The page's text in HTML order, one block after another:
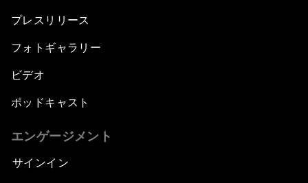
プレスリリース
フォトギャラリー
ビデオ
ポッドキャスト
エンゲージメント
サインイン